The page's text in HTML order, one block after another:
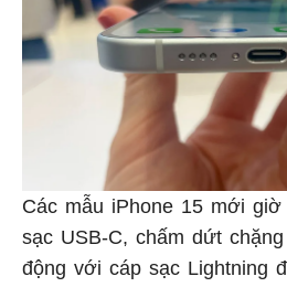
Các mẫu iPhone 15 mới
sạc USB-C, chấm dứt
động với cáp sạc Lightning